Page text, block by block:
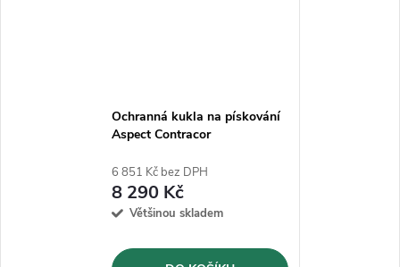
Ochranná kukla na pískování
Aspect Contracor
6 851 Kč bez DPH
8 290 Kč
Většinou skladem